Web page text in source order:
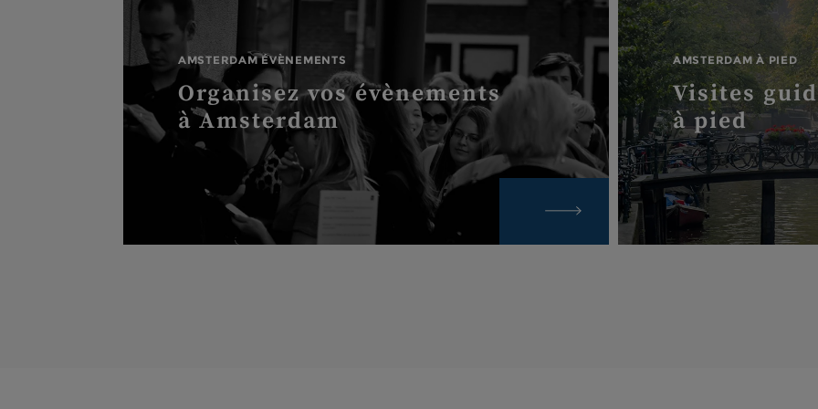
AMSTERDAM ÉVÈNEMENTS
Organisez vos évènements
à Amsterdam
AMSTERDAM À PIED
Visites
à pied